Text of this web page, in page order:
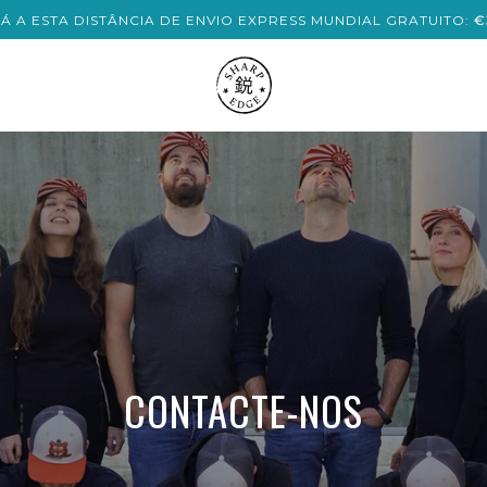
CONTACTE-NOS